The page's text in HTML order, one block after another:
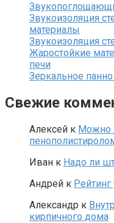
Звукоизоляция
материалы
Звукоизоляция
Жаростойкие
печи
Зеркальное
Свежие
Алексей к Можно
Иван к Надо ли
Андрей к Рейтинг
Александр к
кирпичного дома